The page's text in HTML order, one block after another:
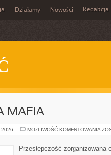
Działamy Nowości Redakcja
MAFIA
2026 MOŻLIWOŚĆ KOMENTOWANIA
Przestępczość zorganizowana